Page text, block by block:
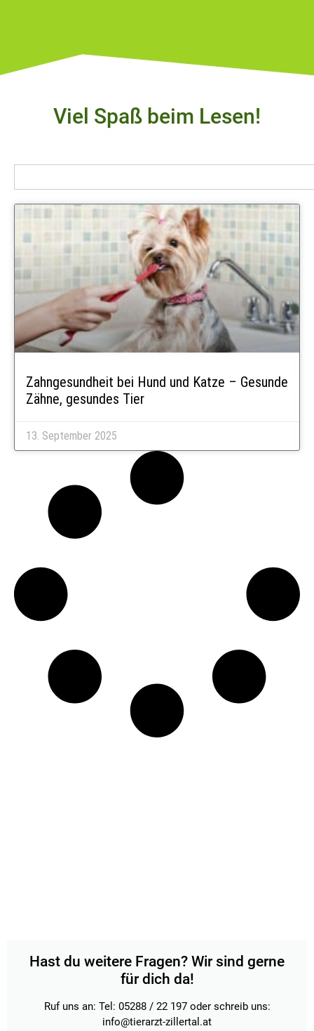
Viel Spaß beim Lesen!
Zahngesundheit bei Hund und Katze – Gesunde
Zähne, gesundes Tier
13. September 2025
Hast du weitere Fragen? Wir sind gerne
für dich da!
Ruf uns an: Tel: 05288 / 22 197 oder schreib uns:
info@tierarzt-zillertal.at